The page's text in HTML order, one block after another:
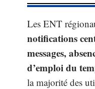
Les ENT
notifications
messages,
d’emploi du
la majorité des